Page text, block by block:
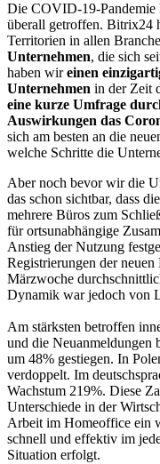
Die COVID-19-Pandemie
überall getroffen. Bitrix24
Territorien in allen
Unternehmen, die sich
haben wireinen
Unternehmen in der Zeit
eine kurze Umfrage
Auswirkungen das
sich am besten an die
welche Schritte die
Aber noch bevor wir die
das schon sichtbar, dass
mehrere Büros zum
für ortsunabhängige
Anstieg der Nutzung
Registrierungen der
Märzwoche
Dynamik war jedoch von
Am stärksten betroffen
und die Neuanmeldungen
um 48% gestiegen. In
verdoppelt. Im
Wachstum 219%. Diese
Unterschiede in der
Arbeit im Homeoffice ein
schnell und effektiv im
Situation erfolgt.